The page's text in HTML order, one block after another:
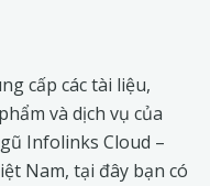
cấp các tài liệu,
và dịch vụ của
Infolinks Cloud –
Nam, tại đây bạn có